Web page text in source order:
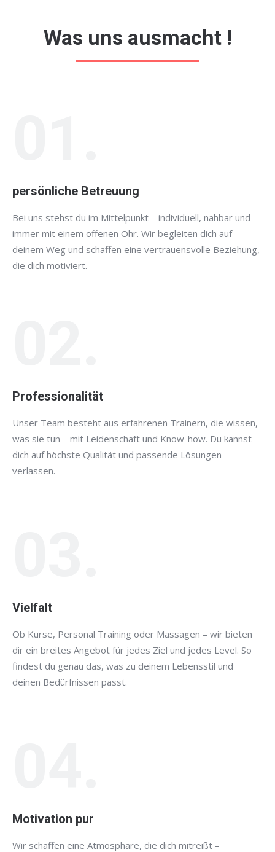
Was uns ausmacht !
persönliche Betreuung
Bei uns stehst du im Mittelpunkt – individuell, nahbar und
immer mit einem offenen Ohr. Wir begleiten dich auf
deinem Weg und schaffen eine vertrauensvolle Beziehung,
die dich motiviert.
Professionalität
Unser Team besteht aus erfahrenen Trainern, die wissen,
was sie tun – mit Leidenschaft und Know-how. Du kannst
dich auf höchste Qualität und passende Lösungen
verlassen.
Vielfalt
Ob Kurse, Personal Training oder Massagen – wir bieten
dir ein breites Angebot für jedes Ziel und jedes Level. So
findest du genau das, was zu deinem Lebensstil und
deinen Bedürfnissen passt.
Motivation pur
Wir schaffen eine Atmosphäre, die dich mitreißt –